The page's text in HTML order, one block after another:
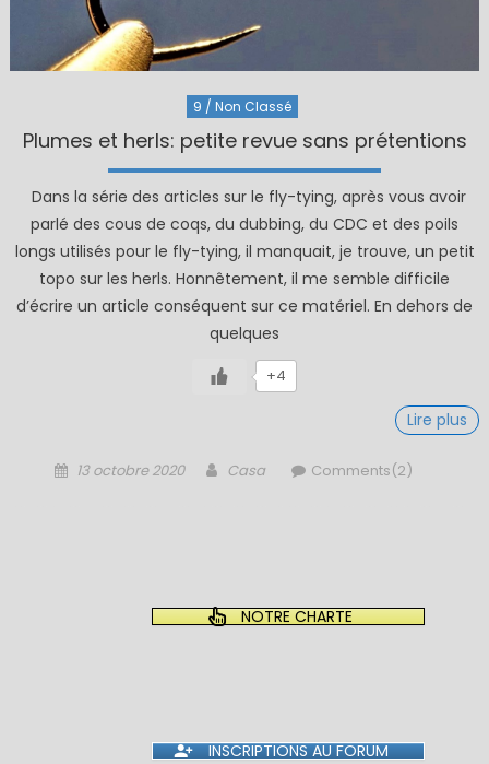
9 / Non Classé
Plumes et herls: petite revue sans prétentions
Dans la série des articles sur le fly-tying, après vous avoir
parlé des cous de coqs, du dubbing, du CDC et des poils
longs utilisés pour le fly-tying, il manquait, je trouve, un petit
topo sur les herls. Honnêtement, il me semble difficile
d’écrire un article conséquent sur ce matériel. En dehors de
quelques
+4
Lire plus
Posted
13 octobre 2020 Author
Casa Comments(2)
NOTRE CHARTE
INSCRIPTIONS AU FORUM